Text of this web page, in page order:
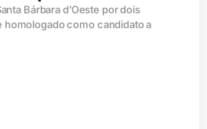
Bárbara d’Oeste por dois
homologado como candidato a